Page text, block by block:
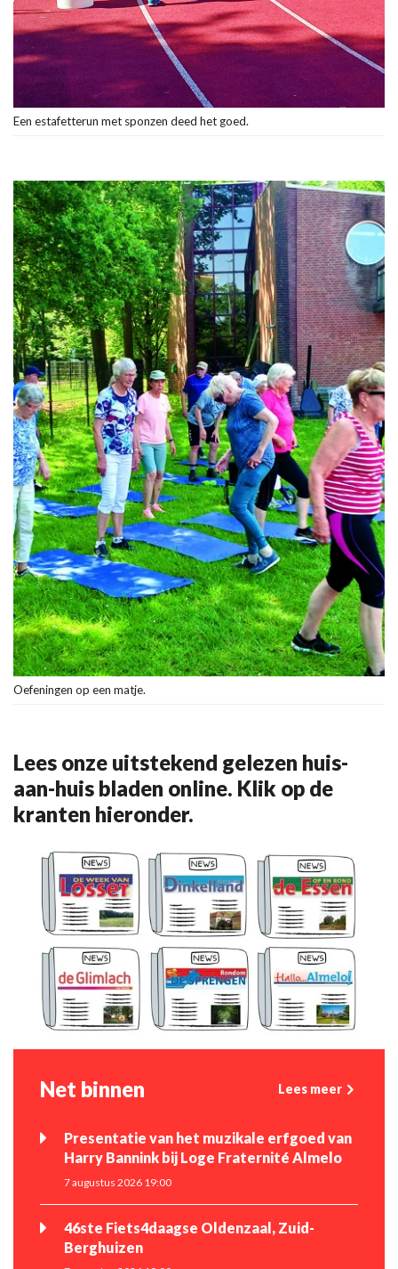
Een estafetterun met sponzen deed het goed.
Oefeningen op een matje.
Lees onze uitstekend gelezen huis-
aan-huis bladen online. Klik op de
kranten hieronder.
Net binnen Lees meer
Presentatie van het muzikale erfgoed van
Harry Bannink bij Loge Fraternité Almelo
7 augustus 2026 19:00
46ste Fiets4daagse Oldenzaal, Zuid-
Berghuizen